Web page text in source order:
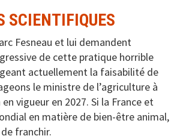
SCIENTIFIQUES
Fesneau et lui demandent
de cette pratique horrible
actuellement la faisabilité de
le ministre de l’agriculture à
vigueur en 2027. Si la France et
en matière de bien-être animal,
franchir.